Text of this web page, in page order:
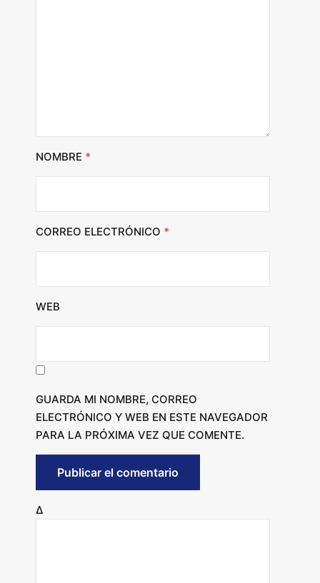
NOMBRE *
CORREO ELECTRÓNICO *
WEB
GUARDA MI NOMBRE, CORREO
ELECTRÓNICO Y WEB EN ESTE NAVEGADOR
PARA LA PRÓXIMA VEZ QUE COMENTE.
Δ